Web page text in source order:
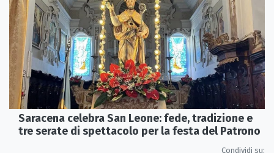
Saracena celebra San Leone: fede, tradizione e
tre serate di spettacolo per la festa del Patrono
Condividi su: